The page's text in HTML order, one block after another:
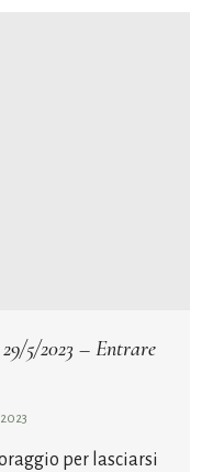
5/2023 – Entrare
per lasciarsi